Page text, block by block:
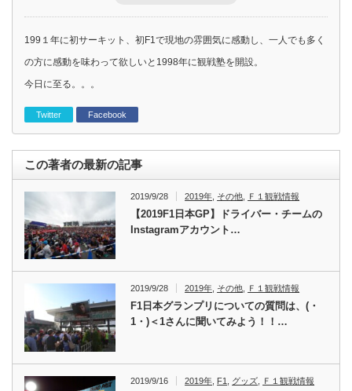
199１年に初サーキット、初F1で現地の雰囲気に感動し、一人でも多く
の方に感動を味わって欲しいと1998年に観戦塾を開設。
今日に至る。。。
Twitter Facebook
この著者の最新の記事
2019/9/28 2019年 その他 Ｆ１観戦情報
【2019F1日本GP】ドライバー・チームの
Instagramアカウント…
2019/9/28 2019年, その他, Ｆ１観戦情報
F1日本グランプリについての質問は、(・
1・)＜1さんに聞いてみよう！！…
2019/9/16 2019年 F1 グッズ Ｆ１観戦情報